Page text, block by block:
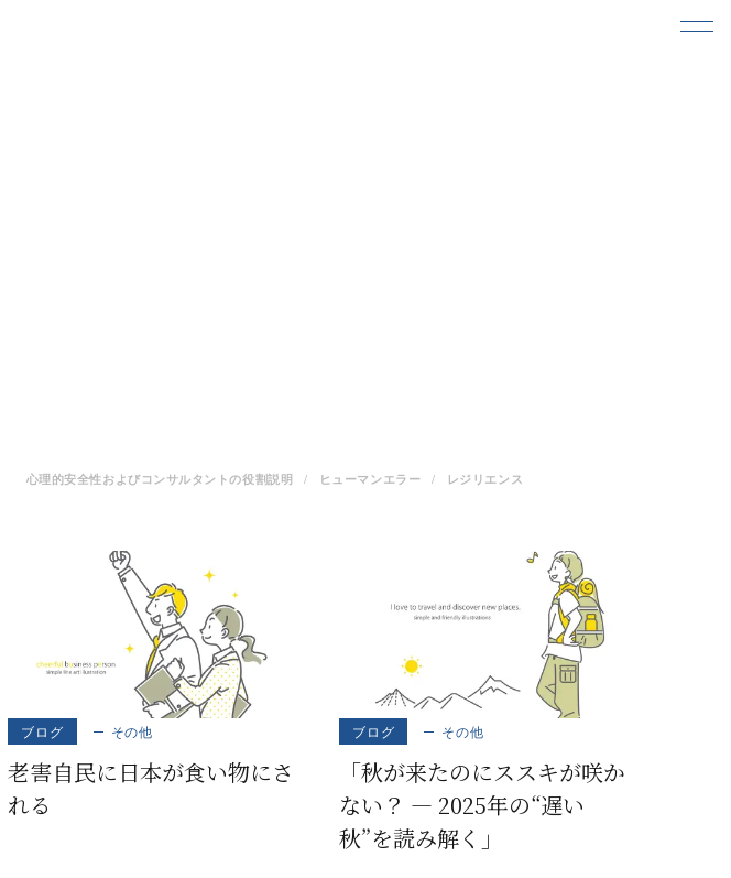
心理的安全性およびコンサルタントの役割説明 ヒューマンエラー レジリエンス
ブログ その他
老害自民に日本が食い物にさ
れる
ブログ その他
「秋が来たのにススキが咲か
ない？ ― 2025年の“遅い
秋”を読み解く」